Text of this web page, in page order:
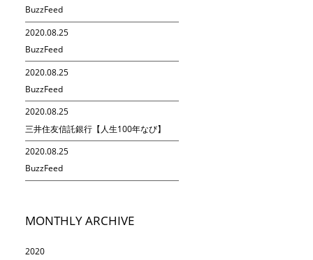
BuzzFeed
2020.08.25
BuzzFeed
2020.08.25
BuzzFeed
2020.08.25
三井住友信託銀行【人生100年なび】
2020.08.25
BuzzFeed
MONTHLY ARCHIVE
2020